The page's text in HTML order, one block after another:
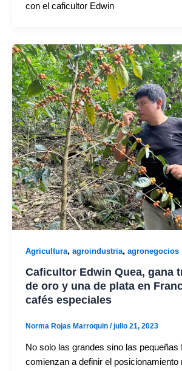
con el caficultor Edwin
Agricultura, agroindustria, agronegocios
Caficultor Edwin Quea, gana
de oro y una de plata en
cafés especiales
Norma Rojas Marroquin /julio 21, 2023
No solo las grandes sino las pequeñas
comienzan a definir el posicionamiento